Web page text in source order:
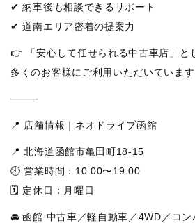
✔ 納車後も相談できるサポート
✔ 道南エリア密着の提案力
👉 「安心して任せられる中古車店」と
多くのお客様にご利用いただいています
⸻
📍 店舗情報｜ネオドライブ函館
📍 北海道函館市亀田町18-15
🕙 営業時間：10:00〜19:00
🗓 定休日：月曜日
🚘 函館 中古車／軽自動車／4WD／コン